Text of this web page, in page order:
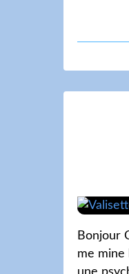
Bonjour
me mine